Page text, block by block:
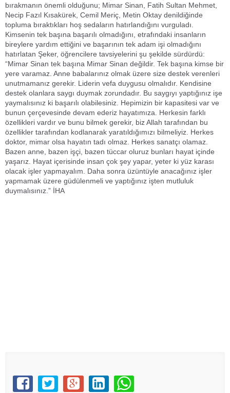
bırakmanın önemli olduğunu; Mimar Sinan, Fatih Sultan Mehmet,
Necip Fazıl Kısakürek, Cemil Meriç, Metin Oktay denildiğinde
topluma bıraktıkları hoş sedaların hatırlandığını vurguladı.
Kimsenin tek başına başarılı olmadığını, etrafındaki insanların
bireylere yardım ettiğini ve başarının tek adam işi olmadığını
hatırlatan Şeker, öğrencilere tavsiyelerini şu şekilde sürdürdü:
“Mimar Sinan tek başına Mimar Sinan değildir. Tek başına kimse bir
yere varamaz. Anne babalarınız olmak üzere size destek verenleri
unutmamanız gerekir. Liderin vefa duygusu olmalıdır. Kendisine
destek olanlara saygı duymak zorundadır. Bu saygıyı yaptığınız işe
yaymalısınız ki başarılı olabilesiniz. Hepimizin bir kapasitesi var ve
bunun çerçevesinde devam ederiz hayatımıza. Herkesin farklı
özellikleri vardır ve bunu bilmek gerekir, biz Allah tarafından bu
özellikler tarafından kodlanarak yaratıldığımızı bilmeliyiz. Herkes
doktor, mimar olsa hayatın tadı olmaz. Herkes sanatçı olamaz.
Bazen anne, bazen işçi, bazen tüccar oluruz bunları hayat içinde
yaşarız. Hayat içerisinde insan çok şey yapar, yeter ki yüz karası
olacak işler yapmayalım. Daha sonra üzüntüyle anacağınız işler
yapmamak üzere güdülenmeli ve yaptığınız işten mutluluk
duymalısınız.” İHA